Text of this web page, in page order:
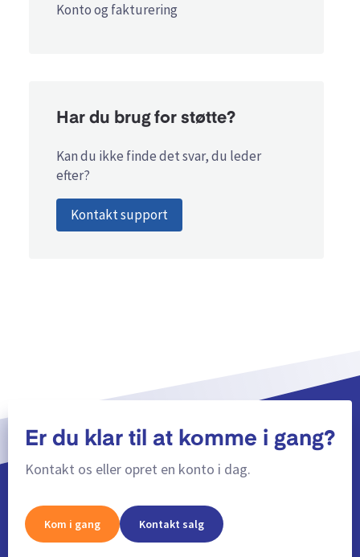
Konto og fakturering
Har du brug for støtte?
Kan du ikke finde det svar, du leder
efter?
Kontakt support
Er du klar til at komme i gang?
Kontakt os eller opret en konto i dag.
Kom i gang Kontakt salg